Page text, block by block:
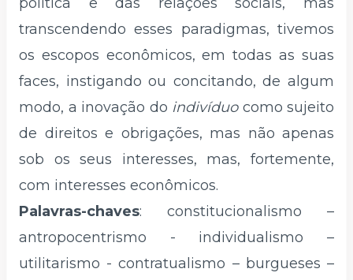
política e das relações sociais, mas
transcendendo esses paradigmas, tivemos
os escopos econômicos, em todas as suas
faces, instigando ou concitando, de algum
modo, a inovação do indivíduocomo sujeito
de direitos e obrigações, mas não apenas
sob os seus interesses, mas, fortemente,
com interesses econômicos.
Palavras-chaves: constitucionalismo –
antropocentrismo - individualismo –
utilitarismo - contratualismo – burgueses –